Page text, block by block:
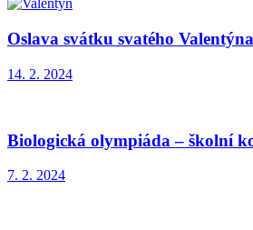
Oslava svátku svatého
14. 2. 2024
Biologická olympiáda – školní
7. 2. 2024